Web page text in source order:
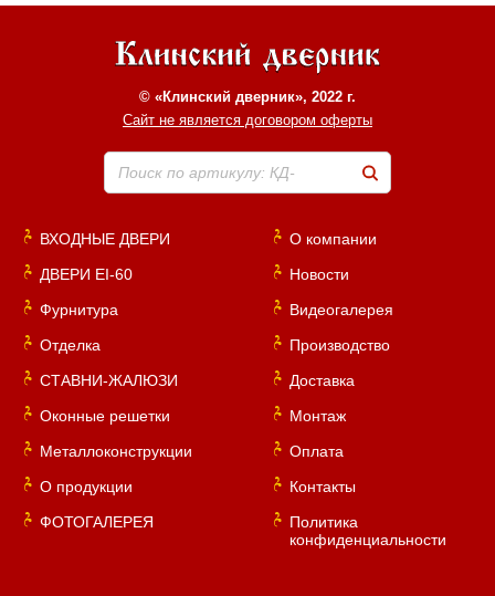
© «Клинский дверник», 2022 г.
Сайт не является договором оферты
Поиск по артикулу: КД-
ВХОДНЫЕ ДВЕРИ
ДВЕРИ EI-60
Фурнитура
Отделка
СТАВНИ-ЖАЛЮЗИ
Оконные решетки
Металлоконструкции
О продукции
ФОТОГАЛЕРЕЯ
О компании
Новости
Видеогалерея
Производство
Доставка
Монтаж
Оплата
Контакты
Политика
конфиденциальности